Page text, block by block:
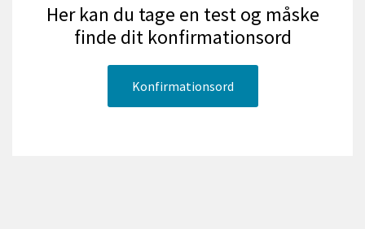
Her kan du tage en test og måske
finde dit konfirmationsord
Konfirmationsord